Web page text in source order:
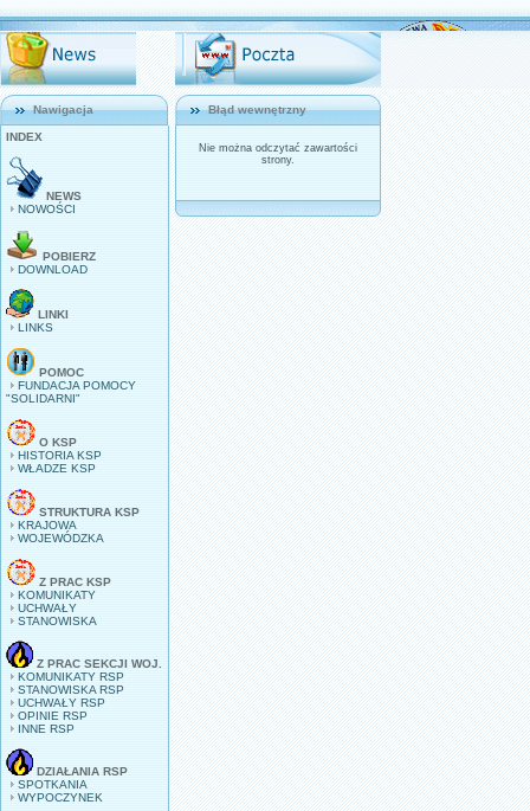
Nawigacja
INDEX
NEWS
NOWOŚCI
POBIERZ
DOWNLOAD
LINKI
LINKS
POMOC
FUNDACJA POMOCY
"SOLIDARNI"
O KSP
HISTORIA KSP
WŁADZE KSP
STRUKTURA KSP
KRAJOWA
WOJEWÓDZKA
Z PRAC KSP
KOMUNIKATY
UCHWAŁY
STANOWISKA
Z PRAC SEKCJI WOJ.
KOMUNIKATY RSP
STANOWISKA RSP
UCHWAŁY RSP
OPINIE RSP
INNE RSP
DZIAŁANIA RSP
SPOTKANIA
WYPOCZYNEK
Błąd wewnętrzny
Nie można odczytać zawartości
strony.